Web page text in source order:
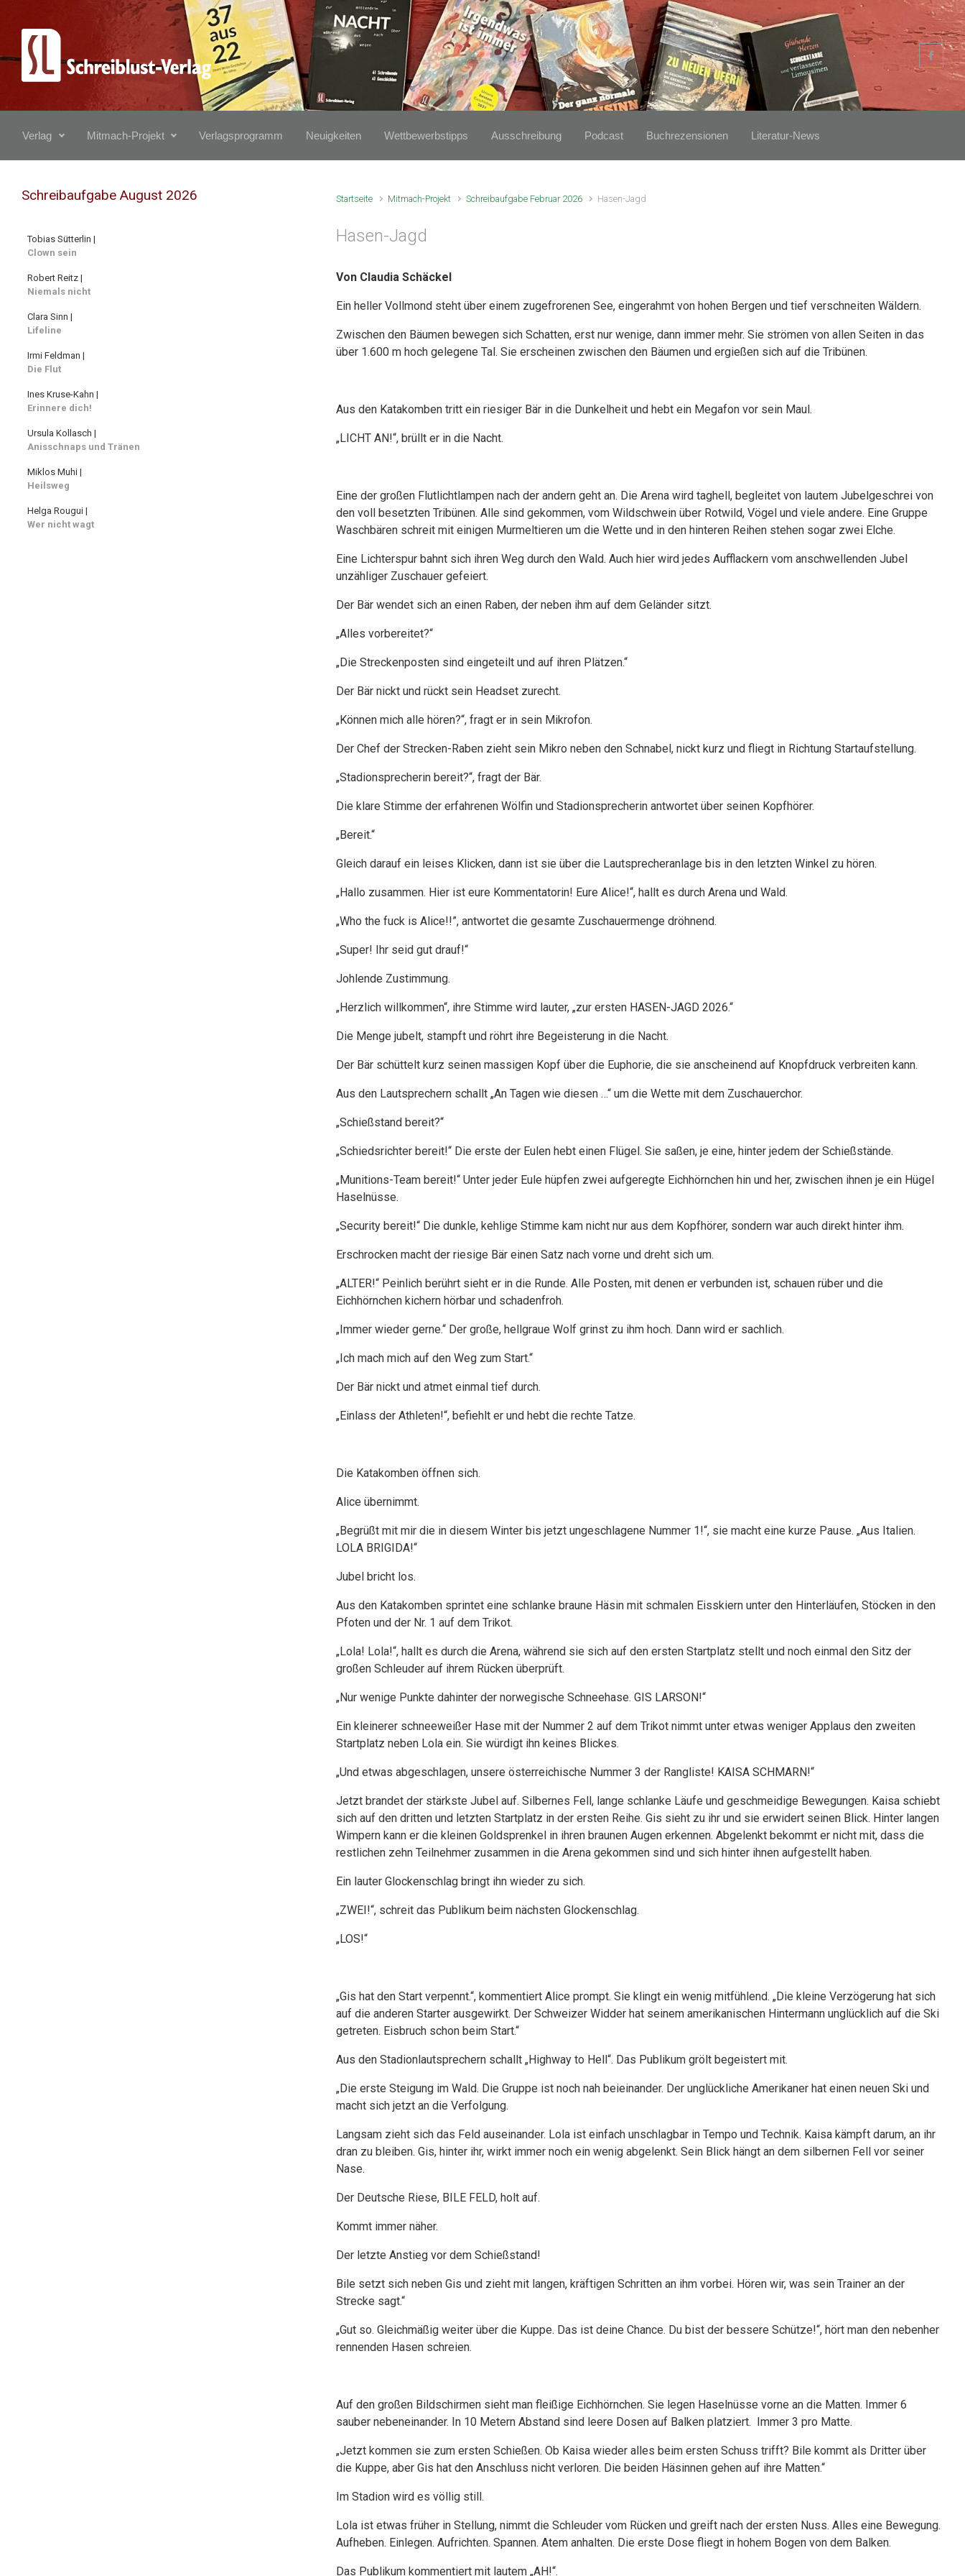
Zum Hauptinhalt springen
Verlag Mitmach-Projekt Verlagsprogramm Neuigkeiten Wettbewerbstipps Ausschreibung Podcast Buchrezensionen Literatur-News
Startseite Mitmach-Projekt Schreibaufgabe Februar 2026 Hasen-Jagd
Hasen-Jagd
Von Claudia Schäckel
Ein heller Vollmond steht über einem zugefrorenen See, eingerahmt von hohen Bergen und tief verschneiten Wäldern.
Zwischen den Bäumen bewegen sich Schatten, erst nur wenige, dann immer mehr. Sie strömen von allen Seiten in das
über 1.600 m hoch gelegene Tal. Sie erscheinen zwischen den Bäumen und ergießen sich auf die Tribünen.
Aus den Katakomben tritt ein riesiger Bär in die Dunkelheit und hebt ein Megafon vor sein Maul.
„LICHT AN!“, brüllt er in die Nacht.
Eine der großen Flutlichtlampen nach der andern geht an. Die Arena wird taghell, begleitet von lautem Jubelgeschrei von
den voll besetzten Tribünen. Alle sind gekommen, vom Wildschwein über Rotwild, Vögel und viele andere. Eine Gruppe
Waschbären schreit mit einigen Murmeltieren um die Wette und in den hinteren Reihen stehen sogar zwei Elche.
Eine Lichterspur bahnt sich ihren Weg durch den Wald. Auch hier wird jedes Aufflackern vom anschwellenden Jubel
unzähliger Zuschauer gefeiert.
Der Bär wendet sich an einen Raben, der neben ihm auf dem Geländer sitzt.
„Alles vorbereitet?“
„Die Streckenposten sind eingeteilt und auf ihren Plätzen.“
Der Bär nickt und rückt sein Headset zurecht.
„Können mich alle hören?“, fragt er in sein Mikrofon.
Der Chef der Strecken-Raben zieht sein Mikro neben den Schnabel, nickt kurz und fliegt in Richtung Startaufstellung.
„Stadionsprecherin bereit?“, fragt der Bär.
Die klare Stimme der erfahrenen Wölfin und Stadionsprecherin antwortet über seinen Kopfhörer.
„Bereit.“
Gleich darauf ein leises Klicken, dann ist sie über die Lautsprecheranlage bis in den letzten Winkel zu hören.
„Hallo zusammen. Hier ist eure Kommentatorin! Eure Alice!“, hallt es durch Arena und Wald.
„Who the fuck is Alice!!”, antwortet die gesamte Zuschauermenge dröhnend.
„Super! Ihr seid gut drauf!“
Johlende Zustimmung.
„Herzlich willkommen“, ihre Stimme wird lauter, „zur ersten HASEN-JAGD 2026.“
Die Menge jubelt, stampft und röhrt ihre Begeisterung in die Nacht.
Der Bär schüttelt kurz seinen massigen Kopf über die Euphorie, die sie anscheinend auf Knopfdruck verbreiten kann.
Aus den Lautsprechern schallt „An Tagen wie diesen …“ um die Wette mit dem Zuschauerchor.
„Schießstand bereit?“
„Schiedsrichter bereit!“ Die erste der Eulen hebt einen Flügel. Sie saßen, je eine, hinter jedem der Schießstände.
„Munitions-Team bereit!“ Unter jeder Eule hüpfen zwei aufgeregte Eichhörnchen hin und her, zwischen ihnen je ein Hügel
Haselnüsse.
„Security bereit!“ Die dunkle, kehlige Stimme kam nicht nur aus dem Kopfhörer, sondern war auch direkt hinter ihm.
Erschrocken macht der riesige Bär einen Satz nach vorne und dreht sich um.
„ALTER!“ Peinlich berührt sieht er in die Runde. Alle Posten, mit denen er verbunden ist, schauen rüber und die
Eichhörnchen kichern hörbar und schadenfroh.
„Immer wieder gerne.“ Der große, hellgraue Wolf grinst zu ihm hoch. Dann wird er sachlich.
„Ich mach mich auf den Weg zum Start.“
Der Bär nickt und atmet einmal tief durch.
„Einlass der Athleten!“, befiehlt er und hebt die rechte Tatze.
Die Katakomben öffnen sich.
Alice übernimmt.
„Begrüßt mit mir die in diesem Winter bis jetzt ungeschlagene Nummer 1!“, sie macht eine kurze Pause. „Aus Italien.
LOLA BRIGIDA!“
Jubel bricht los.
Aus den Katakomben sprintet eine schlanke braune Häsin mit schmalen Eisskiern unter den Hinterläufen, Stöcken in den
Pfoten und der Nr. 1 auf dem Trikot.
„Lola! Lola!“, hallt es durch die Arena, während sie sich auf den ersten Startplatz stellt und noch einmal den Sitz der
großen Schleuder auf ihrem Rücken überprüft.
„Nur wenige Punkte dahinter der norwegische Schneehase. GIS LARSON!“
Ein kleinerer schneeweißer Hase mit der Nummer 2 auf dem Trikot nimmt unter etwas weniger Applaus den zweiten
Startplatz neben Lola ein. Sie würdigt ihn keines Blickes.
„Und etwas abgeschlagen, unsere österreichische Nummer 3 der Rangliste! KAISA SCHMARN!“
Jetzt brandet der stärkste Jubel auf. Silbernes Fell, lange schlanke Läufe und geschmeidige Bewegungen. Kaisa schiebt
sich auf den dritten und letzten Startplatz in der ersten Reihe. Gis sieht zu ihr und sie erwidert seinen Blick. Hinter langen
Wimpern kann er die kleinen Goldsprenkel in ihren braunen Augen erkennen. Abgelenkt bekommt er nicht mit, dass die
restlichen zehn Teilnehmer zusammen in die Arena gekommen sind und sich hinter ihnen aufgestellt haben.
Ein lauter Glockenschlag bringt ihn wieder zu sich.
„ZWEI!“, schreit das Publikum beim nächsten Glockenschlag.
„LOS!“
„Gis hat den Start verpennt.“, kommentiert Alice prompt. Sie klingt ein wenig mitfühlend. „Die kleine Verzögerung hat sich
auf die anderen Starter ausgewirkt. Der Schweizer Widder hat seinem amerikanischen Hintermann unglücklich auf die Ski
getreten. Eisbruch schon beim Start.“
Aus den Stadionlautsprechern schallt „Highway to Hell“. Das Publikum grölt begeistert mit.
„Die erste Steigung im Wald. Die Gruppe ist noch nah beieinander. Der unglückliche Amerikaner hat einen neuen Ski und
macht sich jetzt an die Verfolgung.
Langsam zieht sich das Feld auseinander. Lola ist einfach unschlagbar in Tempo und Technik. Kaisa kämpft darum, an ihr
dran zu bleiben. Gis, hinter ihr, wirkt immer noch ein wenig abgelenkt. Sein Blick hängt an dem silbernen Fell vor seiner
Nase.
Der Deutsche Riese, BILE FELD, holt auf.
Kommt immer näher.
Der letzte Anstieg vor dem Schießstand!
Bile setzt sich neben Gis und zieht mit langen, kräftigen Schritten an ihm vorbei. Hören wir, was sein Trainer an der
Strecke sagt.“
„Gut so. Gleichmäßig weiter über die Kuppe. Das ist deine Chance. Du bist der bessere Schütze!“, hört man den nebenher
rennenden Hasen schreien.
Auf den großen Bildschirmen sieht man fleißige Eichhörnchen. Sie legen Haselnüsse vorne an die Matten. Immer 6
sauber nebeneinander. In 10 Metern Abstand sind leere Dosen auf Balken platziert. Immer 3 pro Matte.
„Jetzt kommen sie zum ersten Schießen. Ob Kaisa wieder alles beim ersten Schuss trifft? Bile kommt als Dritter über
die Kuppe, aber Gis hat den Anschluss nicht verloren. Die beiden Häsinnen gehen auf ihre Matten.“
Im Stadion wird es völlig still.
Lola ist etwas früher in Stellung, nimmt die Schleuder vom Rücken und greift nach der ersten Nuss. Alles eine Bewegung.
Aufheben. Einlegen. Aufrichten. Spannen. Atem anhalten. Die erste Dose fliegt in hohem Bogen von dem Balken.
Das Publikum kommentiert mit lautem „AH!“.
Schreibaufgabe August 2026
Tobias Sütterlin |
Clown sein
Robert Reitz |
Niemals nicht
Clara Sinn |
Lifeline
Irmi Feldman |
Die Flut
Ines Kruse-Kahn |
Erinnere dich!
Ursula Kollasch |
Anisschnaps und Tränen
Miklos Muhi |
Heilsweg
Helga Rougui |
Wer nicht wagt